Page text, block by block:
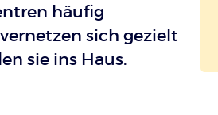
häufig
sich gezielt
sie ins Haus.